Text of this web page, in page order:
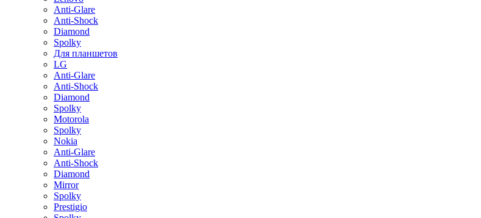
Anti-Glare
Anti-Shock
Diamond
Spolky
Для планшетов
LG
Anti-Glare
Anti-Shock
Diamond
Spolky
Motorola
Spolky
Nokia
Anti-Glare
Anti-Shock
Diamond
Mirror
Spolky
Prestigio